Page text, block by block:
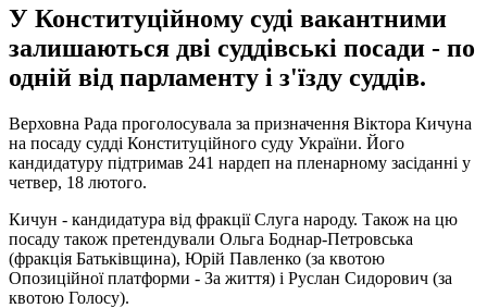
У Конституційному суді вакантними
залишаються дві суддівські посади - по
одній від парламенту і з'їзду суддів.
Верховна Рада проголосувала за призначення Віктора Кичуна
на посаду судді Конституційного суду України. Його
кандидатуру підтримав 241 нардеп на пленарному засіданні у
четвер, 18 лютого.
Кичун - кандидатура від фракції Слуга народу. Також на цю
посаду також претендували Ольга Боднар-Петровська
(фракція Батьківщина), Юрій Павленко (за квотою
Опозиційної платформи - За життя) і Руслан Сидорович (за
квотою Голосу).